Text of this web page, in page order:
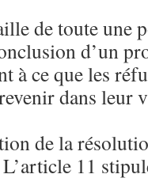
de toute une
d’un
à ce que les
dans leur
de la
11